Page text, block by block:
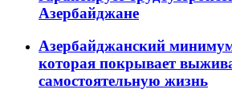
Азербайджане
Азербайджанский
которая покрывает
самостоятельную жизнь